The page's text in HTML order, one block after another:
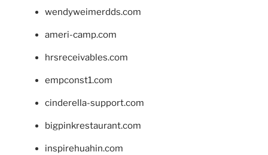
wendyweimerdds.com
ameri-camp.com
hrsreceivables.com
empconst1.com
cinderella-support.com
bigpinkrestaurant.com
inspirehuahin.com